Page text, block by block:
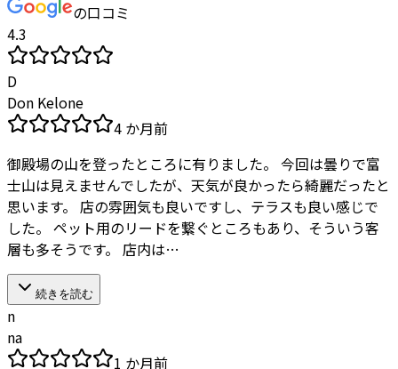
の口コミ
4.3
D
Don Kelone
4 か月前
御殿場の山を登ったところに有りました。 今回は曇りで富
士山は見えませんでしたが、天気が良かったら綺麗だったと
思います。 店の雰囲気も良いですし、テラスも良い感じで
した。 ペット用のリードを繋ぐところもあり、そういう客
層も多そうです。 店内は…
続きを読む
n
na
1 か月前